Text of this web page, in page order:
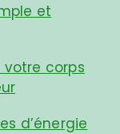
et
votre corps
d’énergie